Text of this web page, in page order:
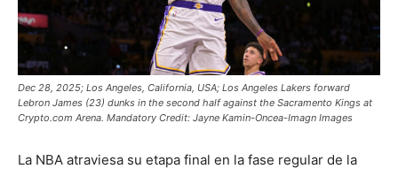
Dec 28, 2025; Los Angeles, California, USA; Los Angeles Lakers forward
Lebron James (23) dunks in the second half against the Sacramento Kings at
Crypto.com Arena. Mandatory Credit: Jayne Kamin-Oncea-Imagn Images
La NBA atraviesa su etapa final en la fase regular de la